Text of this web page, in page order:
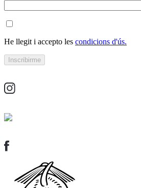
He llegit i accepto les condicions d'ús.